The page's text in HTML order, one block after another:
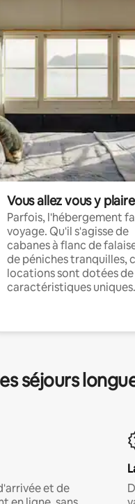
Vous allez vous y plaire
Parfois, l'hébergement
voyage. Qu'il s'agisse de
cabanes à flanc de
de péniches tranquilles,
locations sont dotées de
caractéristiques uniques.
séjours
et de